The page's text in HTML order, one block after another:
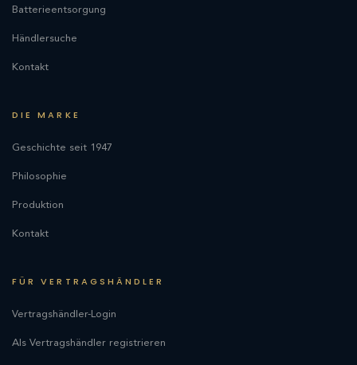
Batterieentsorgung
Händlersuche
Kontakt
DIE MARKE
Geschichte seit 1947
Philosophie
Produktion
Kontakt
FÜR VERTRAGSHÄNDLER
Vertragshändler-Login
Als Vertragshändler registrieren